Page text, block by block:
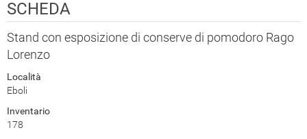
SCHEDA
Stand con esposizione di conserve di pomodoro Rago
Lorenzo
Località
Eboli
Inventario
178